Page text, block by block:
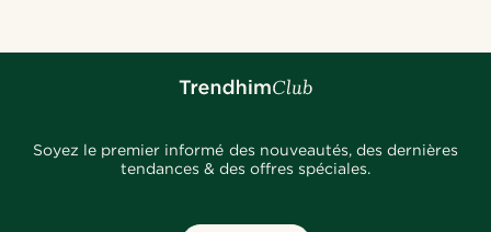
Soyez le premier informé des nouveautés, des dernières
tendances & des offres spéciales.